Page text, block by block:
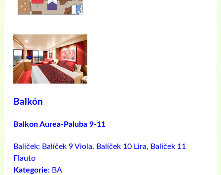
Balkón
Balkon Aurea-Paluba 9-11
Balíček: Balíček 9 Viola, Balíček 10 Lira, Balíček 11
Flauto
Kategorie: BA